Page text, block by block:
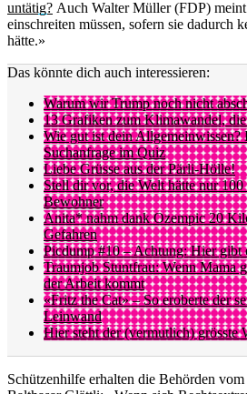
untätig? Auch Walter Müller (FDP)
einschreiten müssen, sofern sie dadurch
hätte.»
Das könnte dich auch interessieren:
Warum wir Trump noch nicht
13 Grafiken zum Klimawandel,
Wie gut ist dein Allgemeinwissen?
Suchanfrage im Quiz
Liebe Grüsse aus der Pärli-Hölle!
Stell dir vor, die Welt hätte nur
Bewohner
Anita* nahm dank Ozempic 20
Gefahren
Picdump #10 – Achtung: Hier
Traumjob Stuntfrau: Wenn Mama
der Arbeit kommt
«Fritz the Cat» – So eroberte der
Leinwand
Hier steht der (vermutlich) grösste
Schützenhilfe erhalten die Behörden